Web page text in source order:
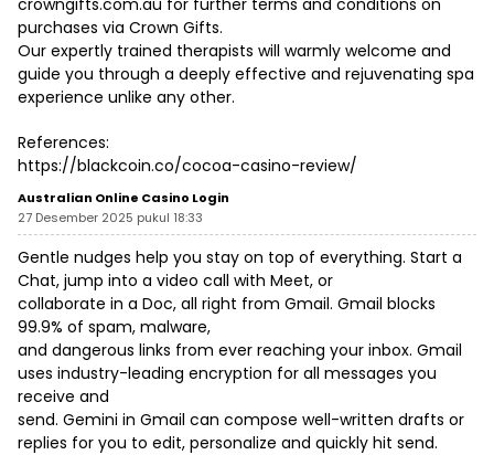
purchases via Crown Gifts.
Our expertly trained therapists will warmly welcome and
guide you through a deeply effective and rejuvenating spa
experience unlike any other.
References:
https://blackcoin.co/cocoa-casino-review/
Australian Online Casino Login
27 Desember 2025 pukul 18:33
Gentle nudges help you stay on top of everything. Start a
Chat, jump into a video call with Meet, or
collaborate in a Doc, all right from Gmail. Gmail blocks
99.9% of spam, malware,
and dangerous links from ever reaching your inbox. Gmail
uses industry-leading encryption for all messages you
receive and
send. Gemini in Gmail can compose well-written drafts or
replies for you to edit, personalize and quickly hit send.